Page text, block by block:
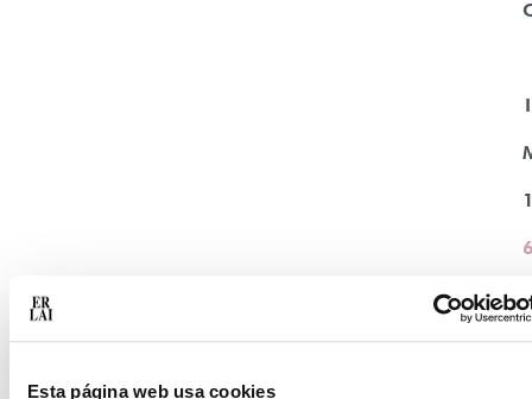
Esta página web usa cookies